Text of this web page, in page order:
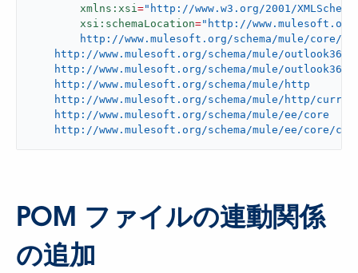
xmlns:xsi="http://www.w3.org/2001/
xsi:schemaLocation="http://www.mulesoft.org/
    http://www.mulesoft.org/schema/mule/outlook365
http://www.mulesoft.org/schema/mule/
    http://www.mulesoft.org/schema/mule/http
http://www.mulesoft.org/schema/mule/http/
    http://www.mulesoft.org/schema/mule/ee/core
http://www.mulesoft.org/schema/mule/ee/core/
POM ファイルの連動関係
の追加